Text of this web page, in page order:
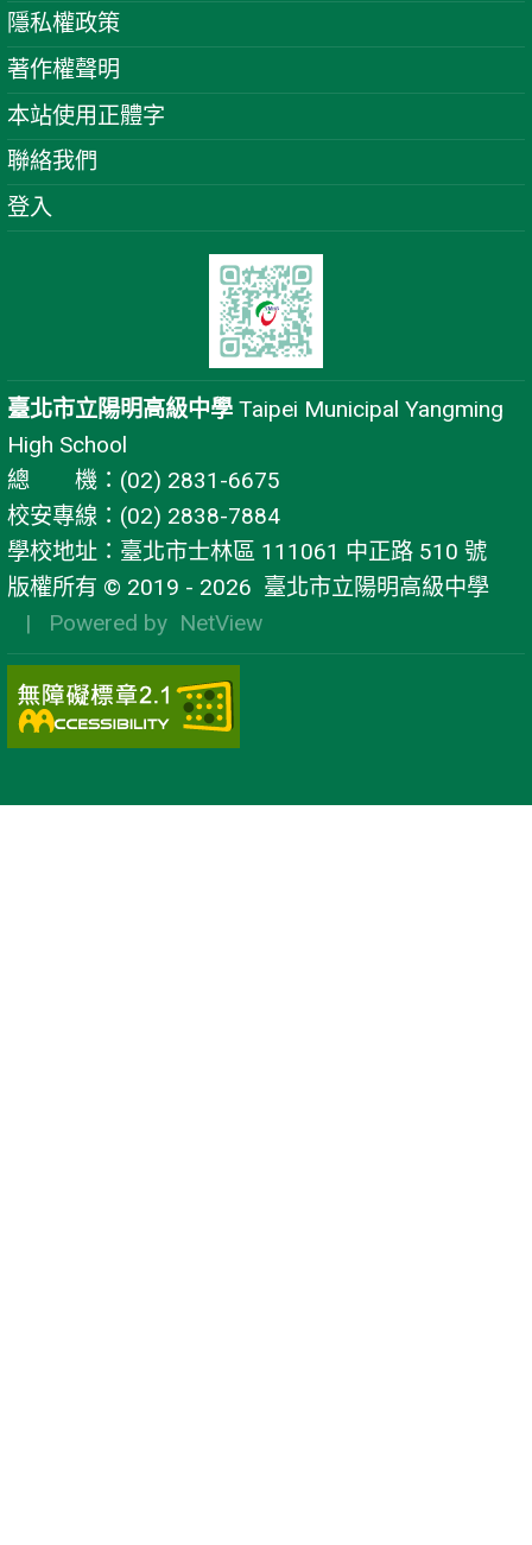
隱私權政策
著作權聲明
本站使用正體字
聯絡我們
登入
臺北市立陽明高級中學 Taipei Municipal Yangming
High School
總 機：(02) 2831-6675
校安專線：(02) 2838-7884
學校地址：臺北市士林區 111061 中正路 510 號
版權所有 © 2019 - 2026 臺北市立陽明高級中學
| Powered by NetView